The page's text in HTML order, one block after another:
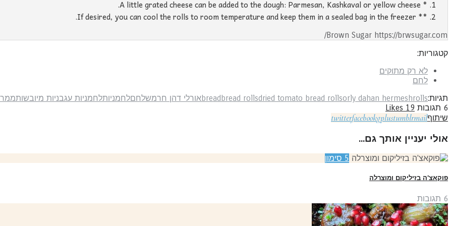
* A little grated cheese can be added to the dough: Parmesan, Kashkaval or yellow cheese.
** If desired, you can cool the rolls to room temperature and keep them in a sealed bag in the freezer.
Brown Sugar https://brwsugar.com/
קטגוריות:
לא רק מתוקים
לחם
תגיות:
breadbread rollsdried tomato bread rollsorly dahan hermeshrolls אורלי דהן חרמשלחםלחמניותלחמניות עגבניות מיובשות
6 תגובות 19
שיתוף
twitterfacebookgplustumblrmail
אולי יעניין אותך גם...
5 סימון
פוקאצ'ה בזיליקום ומוצרלה
6 תגובות